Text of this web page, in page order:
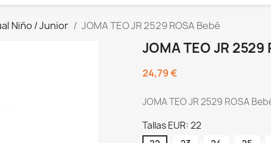
Niño / Junior JOMA TEO JR 2529 ROSA Bebé
JOMA TEO JR 2529
24,79 €
JOMA TEO JR 2529 ROSA
Tallas EUR: 22